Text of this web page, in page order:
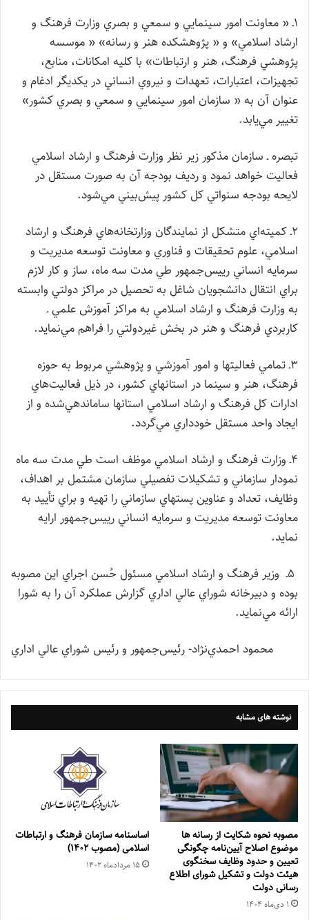
1ـ « معاونت امور سينمايي و سمعي و بصري وزارت فرهنگ و
ارشاد اسلامي» و « پژوهشكده هنر و رسانه» « موسسه
پژوهشي فرهنگ، هنر و ارتباطات» با كليه امكانات، منابع،
تجهيزات، اعتبارات، تعهدات و نيروي انساني در يكديگر ادغام و
عنوان آن به « سازمان امور سينمايي و سمعي و بصري كشور»
تغيير مي‌يابد.
تبصره ـ سازمان مذكور زير نظر وزارت فرهنگ و ارشاد اسلامي
فعاليت خواهد نمود و رديف بودجه آن به صورت مستقل در
لايحه بودجه سنواتي كل كشور پيش‌بيني مي‌شود.
2ـ كميته‌اي متشكل از نمايندگان وزارتخانه‌هاي فرهنگ و ارشاد
اسلامي، علوم تحقيقات و فناوري و معاونت توسعه مديريت و
سرمايه انساني رييس‌جمهور طي مدت سه ماه، ساز و كار لازم
براي انتقال دانشجويان شاغل به تحصيل در مراكز دولتي وابسته
به وزارت فرهنگ و ارشاد اسلامي به مراكز آموزش علمي ـ
كاربردي فرهنگ و هنر در بخش غيردولتي را فراهم مي‌نمايد.
3ـ تمامي فعاليتها و امور آموزشي و پژوهشي مربوط به حوزه
فرهنگ، هنر و سينما در استانهاي كشور، در ذيل فعاليت‌هاي
ادارات كل فرهنگ و ارشاد اسلامي استانها ساماندهي‌شده و از
ايجاد واحد مستقل خودداري مي‌گردد.
4ـ وزارت فرهنگ و ارشاد اسلامي موظف است طي مدت سه ماه
نمودار سازماني و تشكيلات تفصيلي سازمان مشتمل بر اهداف،
وظايف، تعداد و عناوين پستهاي سازماني را تهيه و براي تأييد به
معاونت توسعه مديريت و سرمايه انساني رييس‌جمهور ارايه
نمايد.
5ـ وزير فرهنگ و ارشاد اسلامي مسئول حُسن اجراي اين مصوبه
بوده و دبيرخانه شوراي عالي اداري گزارش عملكرد آن را به شورا
ارائه مي‌نمايد.
محمود احمدي‌نژاد- رئيس‌جمهور و رئيس شوراي عالي اداري
نوشته های مشابه
مصوبه نحوه شکایت از رسانه ها
موضوع اصلاح آیین‌نامه چگونگی
تعیین و حدود وظایف سخنگوی
هیئت دولت و تشکیل شورای اطلاع
رسانی دولت
۱ دی‌ماه ۱۴۰۴
اساسنامه سازمان فرهنگ و ارتباطات
اسلامی (مصوب ۱۴۰۲)
۱۵ مرداد‌ماه ۱۴۰۲